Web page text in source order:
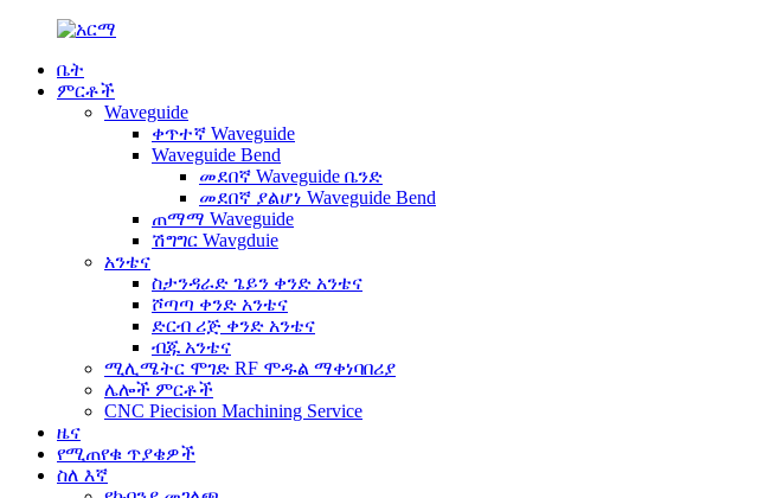
ቤት
ምርቶች
Waveguide
ቀጥተኛ Waveguide
Waveguide Bend
መደበኛ Waveguide ቤንድ
መደበኛ ያልሆነ Waveguide Bend
ጠማማ Waveguide
ሽግግር Wavgduie
አንቴና
ስታንዳራድ ጌይን ቀንድ አንቴና
ሾጣጣ ቀንድ አንቴና
ድርብ ሪጅ ቀንድ አንቴና
ብጁ አንቴና
ሚሊሜትር ሞገድ RF ሞዱል ማቀነባበሪያ
ሌሎች ምርቶች
CNC Piecision Machining Service
ዜና
የሚጠየቁ ጥያቄዎች
ስለ እኛ